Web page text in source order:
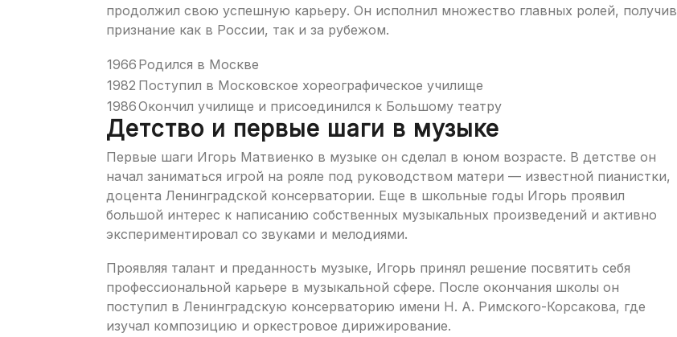
продолжил свою успешную карьеру. Он исполнил множество главных ролей, получив
признание как в России, так и за рубежом.
1966 Родился в Москве
1982 Поступил в Московское хореографическое училище
1986Окончил училище и присоединился к Большому театру
Детство и первые шаги в музыке
Первые шаги Игорь Матвиенко в музыке он сделал в юном возрасте. В детстве он
начал заниматься игрой на рояле под руководством матери — известной пианистки,
доцента Ленинградской консерватории. Еще в школьные годы Игорь проявил
большой интерес к написанию собственных музыкальных произведений и активно
экспериментировал со звуками и мелодиями.
Проявляя талант и преданность музыке, Игорь принял решение посвятить себя
профессиональной карьере в музыкальной сфере. После окончания школы он
поступил в Ленинградскую консерваторию имени Н. А. Римского-Корсакова, где
изучал композицию и оркестровое дирижирование.